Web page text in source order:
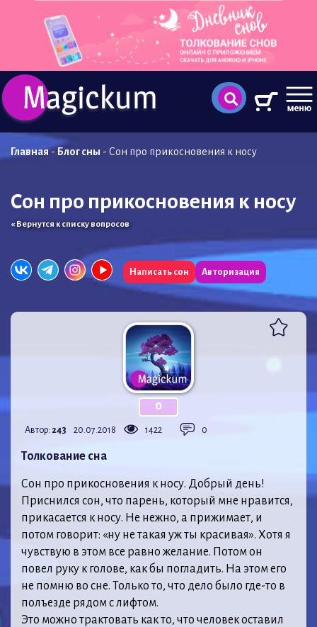
Главная- Блог сны - Сон про прикосновения к носу
Сон про прикосновения к носу
« Вернутся к списку вопросов
Написать сон Авторизация
0
Автор: 243 20.07.2018 1422 0
Толкование сна
Сон про прикосновения к носу. Добрый день!
Приснился сон, что парень, который мне нравится,
прикасается к носу. Не нежно, а прижимает, и
потом говорит: «ну не такая уж ты красивая». Хотя я
чувствую в этом все равно желание. Потом он
повел руку к голове, как бы погладить. На этом его
не помню во сне. Только то, что дело было где-то в
полъезде рядом с лифтом.
Это можно трактовать как то, что человек оставил